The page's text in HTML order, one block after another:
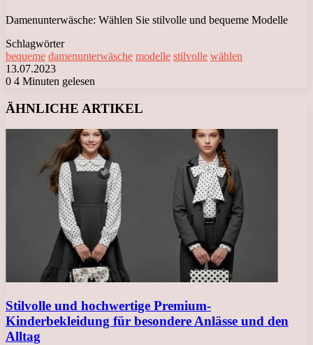
Damenunterwäsche: Wählen Sie stilvolle und bequeme Modelle
Schlagwörter
bequeme damenunterwäsche modelle stilvolle wählen
13.07.2023
0 4 Minuten gelesen
ÄHNLICHE ARTIKEL
Stilvolle und hochwertige Premium-
Kinderbekleidung für besondere Anlässe und den
Alltag